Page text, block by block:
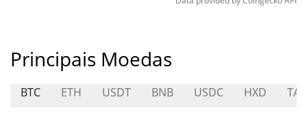
Principais Moedas
BTC ETH USDT BNB USDC HXD